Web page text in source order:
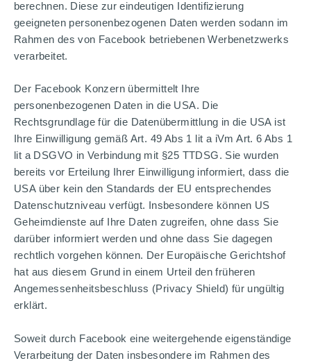
berechnen. Diese zur eindeutigen Identifizierung
geeigneten personenbezogenen Daten werden sodann im
Rahmen des von Facebook betriebenen Werbenetzwerks
verarbeitet.
Der Facebook Konzern übermittelt Ihre
personenbezogenen Daten in die USA. Die
Rechtsgrundlage für die Datenübermittlung in die USA ist
Ihre Einwilligung gemäß Art. 49 Abs 1 lit a iVm Art. 6 Abs 1
lit a DSGVO in Verbindung mit §25 TTDSG. Sie wurden
bereits vor Erteilung Ihrer Einwilligung informiert, dass die
USA über kein den Standards der EU entsprechendes
Datenschutzniveau verfügt. Insbesondere können US
Geheimdienste auf Ihre Daten zugreifen, ohne dass Sie
darüber informiert werden und ohne dass Sie dagegen
rechtlich vorgehen können. Der Europäische Gerichtshof
hat aus diesem Grund in einem Urteil den früheren
Angemessenheitsbeschluss (Privacy Shield) für ungültig
erklärt.
Soweit durch Facebook eine weitergehende eigenständige
Verarbeitung der Daten insbesondere im Rahmen des